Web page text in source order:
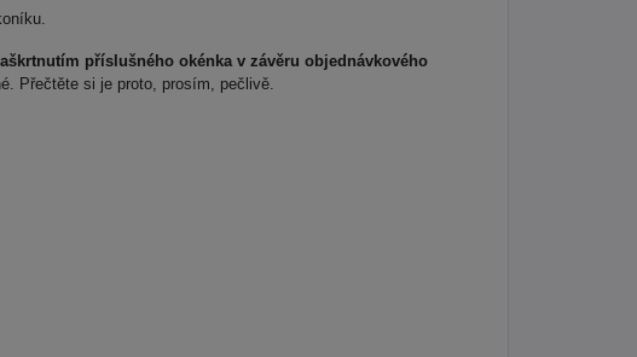
příslušného okénka v závěru objednávkového
Přečtěte si je proto, prosím, pečlivě.